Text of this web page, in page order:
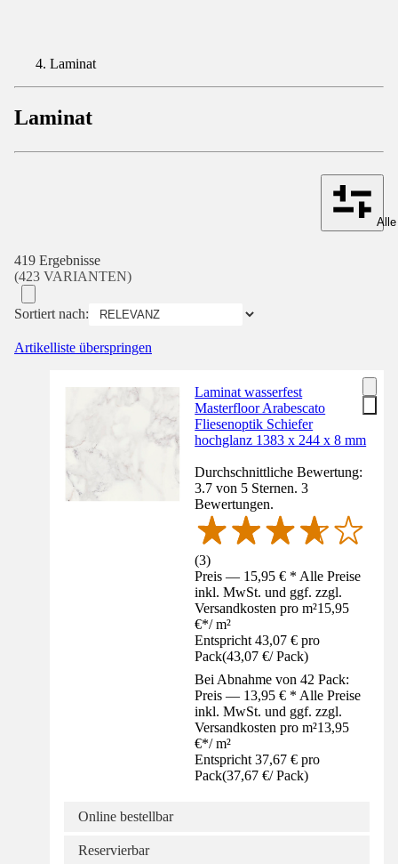
Laminat
Laminat
419 Ergebnisse
(423 VARIANTEN)
Sortiert nach:
Artikelliste überspringen
Laminat wasserfest
Masterfloor Arabescato
Fliesenoptik Schiefer
hochglanz 1383 x 244 x 8 mm
Durchschnittliche Bewertung:
3.7 von 5 Sternen. 3
Bewertungen.
(3)
Preis — 15,95 € * Alle Preise
inkl. MwSt. und ggf. zzgl.
Versandkosten pro m²15,95
€*/ m²
Entspricht 43,07 € pro
Pack(43,07 €/ Pack)
Bei Abnahme von 42 Pack:
Preis — 13,95 € * Alle Preise
inkl. MwSt. und ggf. zzgl.
Versandkosten pro m²13,95
€*/ m²
Entspricht 37,67 € pro
Pack(37,67 €/ Pack)
Online bestellbar
Reservierbar